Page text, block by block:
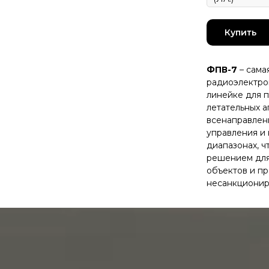
Купить
ФПВ-7 –
линейке для
летательных
управления и
диапазонах,
решением
объектов и